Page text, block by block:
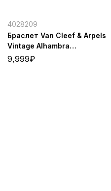
4028209
Браслет Van Cleef & Arpels
Vintage Alhambra
Silver/Reflective
9,999₽